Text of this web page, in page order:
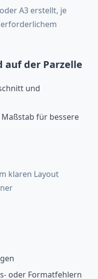
A3 erstellt, je
auf der Parzelle
und
für bessere
klaren Layout
oder Formatfehlern